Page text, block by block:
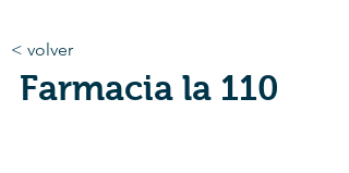
< volver
Farmacia la 110